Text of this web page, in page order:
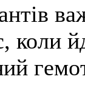
коли